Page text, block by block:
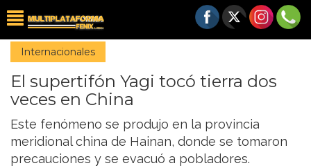
Internacionales
El supertifón Yagi tocó tierra dos
veces en China
Este fenómeno se produjo en la provincia
meridional china de Hainan, donde se tomaron
precauciones y se evacuó a pobladores.